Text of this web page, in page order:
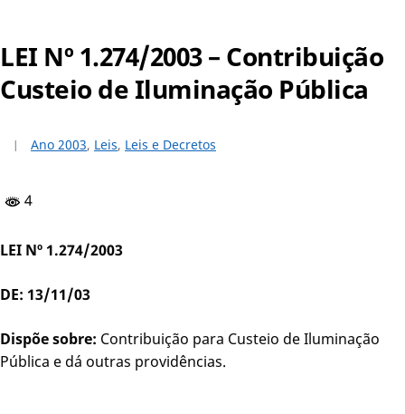
LEI Nº 1.274/2003 – Contribuição
Custeio de Iluminação Pública
Ano 2003, Leis, Leis e Decretos
4
LEI Nº 1.274/2003
DE: 13/11/03
Dispõe sobre: Contribuição para Custeio de Iluminação
Pública e dá outras providências.